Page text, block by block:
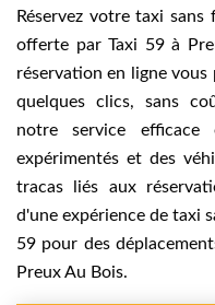
Réservez votre taxi
offerte par Taxi 59 à
réservation en ligne
quelques clics, sans
notre service
expérimentés et des
tracas liés aux
d'une expérience de taxi
59 pour des
Preux Au Bois.